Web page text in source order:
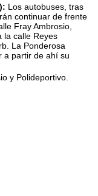
Los autobuses, tras
continuar de frente
Fray Ambrosio,
la calle Reyes
La Ponderosa
a partir de ahí su
y Polideportivo.